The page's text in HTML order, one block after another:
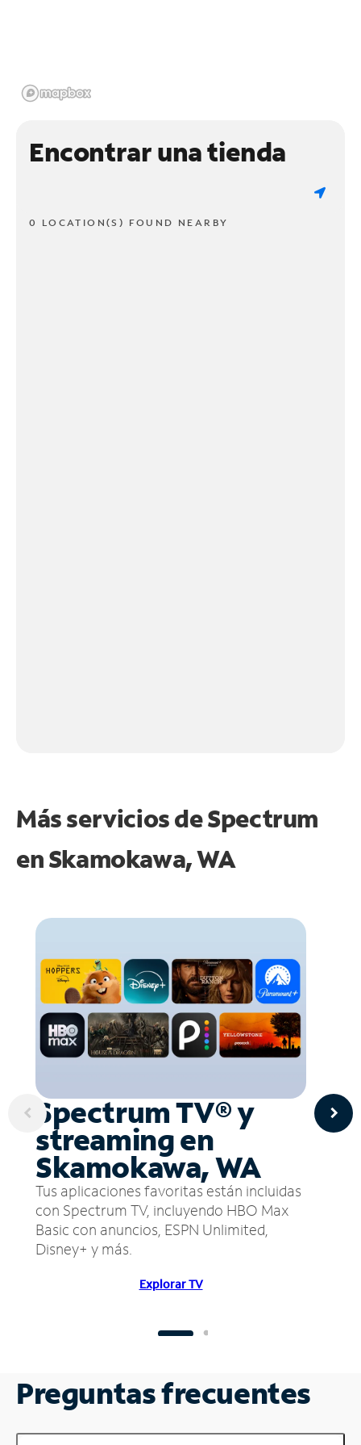
Encontrar una tienda
0 LOCATION(S) FOUND NEARBY
Más servicios de Spectrum
enSkamokawa, WA
Spectrum TV® y
streaming en
Skamokawa, WA
Tus aplicaciones favoritas están incluidas
con Spectrum TV, incluyendo HBO Max
Basic con anuncios, ESPN Unlimited,
Disney+ y más.
Explorar TV
Preguntas frecuentes